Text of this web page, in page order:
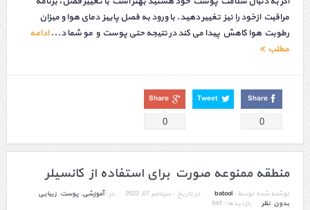
مراقبت ازخود را نیز تغییر دهید. با ورود به فصل پاییز دمای هوا و میزان
رطوبت هوا کاهش پیدا می کند در نتیجه حتی پوست و مو شما د...ادامه
مطلب
Share
0
Tweet
Share
0
منطقه ممنوعه صورت برای استفاده از کانسیلر
نوشته شده توسط : batool در تاریخ : سپتامبر 07, 2022 در :آموزشی, پوست, زیبایی
بدون نظر
بازدیدها : 545